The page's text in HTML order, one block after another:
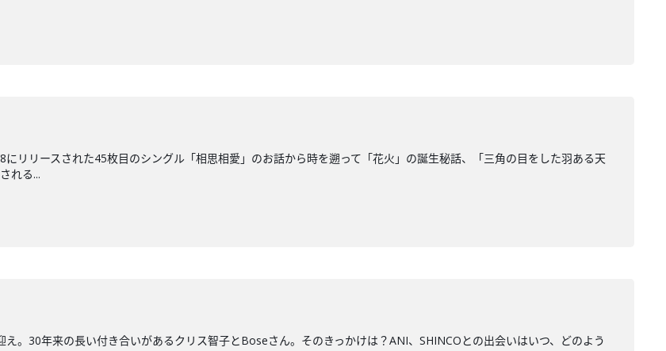
リリースされた45枚目のシングル「相思相愛」のお話から時を遡って「花火」の誕生秘話、「三角の目をした羽ある天
れる...
。30年来の長い付き合いがあるクリス智子とBoseさん。そのきっかけは？ANI、SHINCOとの出会いはいつ、どのよう